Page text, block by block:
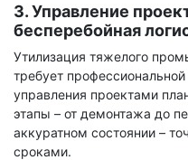
3. Управление
бесперебойная
Утилизация тяжелого
требует
управления проектами
этапы – от демонтажа до
аккуратном состоянии –
сроками.